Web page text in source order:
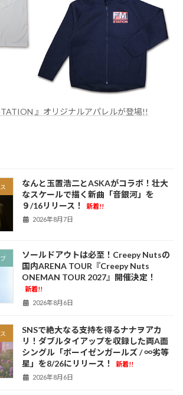
』オリジナルアパレルが登場!!
なんと玉置浩二とASKAがコラボ！壮大
なスケールで描く新曲「音銀河」を
９/16リリース！
新着!!
2026年8月7日
ソールドアウトは必至！Creepy Nutsの
国内ARENA TOUR『Creepy Nuts
ONEMAN TOUR 2027』開催決定！
新着!!
2026年8月6日
SNSで絶大なる支持を得るナナヲアカ
リ！ダブルタイアップを収録した両A面
シングル「ボーイゼンガールズ / ∞劣等
星」を8/26にリリース！
新着!!
2026年8月6日